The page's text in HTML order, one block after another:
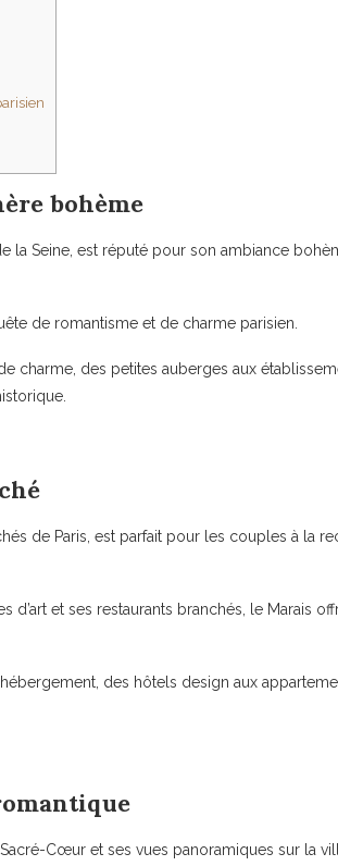
bohème
la Seine, est réputé pour son ambiance
de romantisme et de charme parisien.
charme, des petites auberges aux
de Paris, est parfait pour les couples à la
d’art et ses restaurants branchés, le Marais
des hôtels design aux
Cœur et ses vues panoramiques sur la